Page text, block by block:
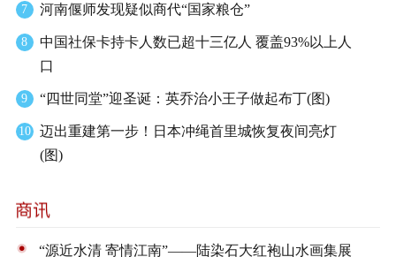
7 河南偃师发现疑似商代“国家粮仓”
8
中国社保卡持卡人数已超十三亿人 覆盖93%以上人
口
9 “四世同堂”迎圣诞：英乔治小王子做起布丁(图)
10
迈出重建第一步！日本冲绳首里城恢复夜间亮灯
(图)
“源近水清 寄情江南”——陆染石大红袍山水画集展